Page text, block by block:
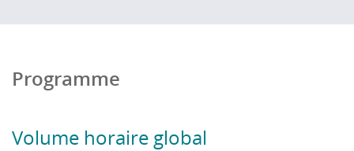
Programme
Volume horaire global